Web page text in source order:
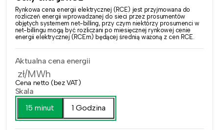
Rynkowa cena energii elektrycznej (RCE) jest przyjmowana do
rozliczeń energii wprowadzanej do sieci przez prosumentów
objętych systemem net-billing, przy czym niektórzy prosumenci w
net-billingu mogą być rozliczani po miesięcznej rynkowej cenie
energii elektrycznej (RCEm) będącej średnią ważoną z cen RCE.
Aktualna cena energii
zł/MWh
Cena netto (bez VAT)
Skala
15 minut
1 Godzina